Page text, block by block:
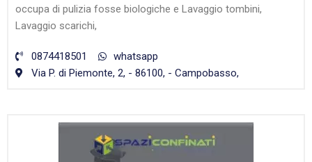
occupa di pulizia fosse biologiche e Lavaggio tombini,
Lavaggio scarichi,
0874418501
whatsapp
Via P. di Piemonte, 2, - 86100, - Campobasso,